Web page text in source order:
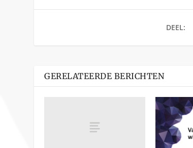
DEEL:
GERELATEERDE BERICHTEN